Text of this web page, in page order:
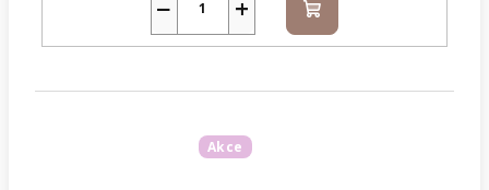
+
− Do
košíku
Akce